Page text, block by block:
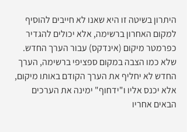
היתרון בשיטה זו היא שאנו לא חייבים להוסיף
למקום האחרון ברשימה, אלא יכולים להגדיר
כפרמטר מיקום (אינדקס) עבור הערך החדש.
שלא כמו הצבה במקום ספציפי ברשימה, הערך
החדש לא יחליף את הערך הקודם באותו מיקום,
אלא יכנס אליו ו"ידחוף" ימינה את הערכים
הבאים אחריו